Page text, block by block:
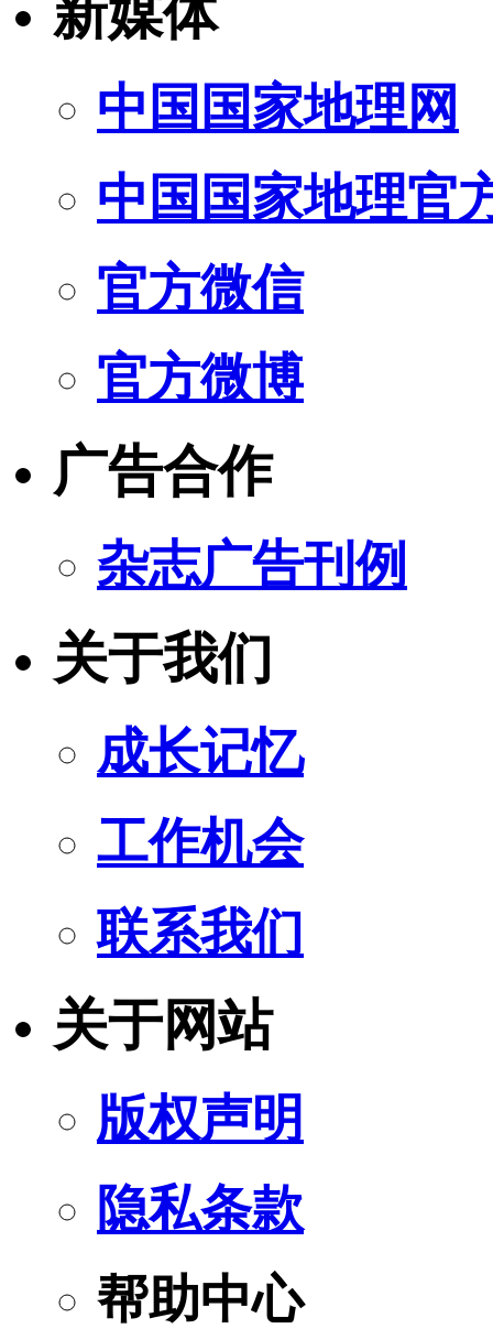
新媒体
中国国家地理网
中国国家地理官
官方微信
官方微博
广告合作
杂志广告刊例
关于我们
成长记忆
工作机会
联系我们
关于网站
版权声明
隐私条款
帮助中心